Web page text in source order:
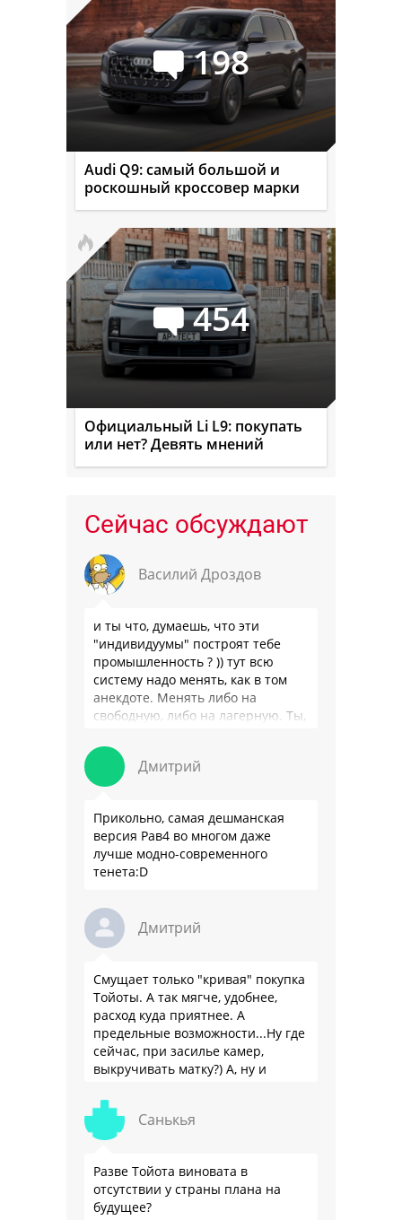
198
Audi Q9: самый большой и
роскошный кроссовер марки
454
Официальный Li L9: покупать
или нет? Девять мнений
Сейчас обсуждают
Василий Дроздов
и ты что, думаешь, что эти
"индивидуумы" построят тебе
промышленность ? )) тут всю
систему надо менять, как в том
анекдоте. Менять либо на
свободную, либо на лагерную. Ты,
Дмитрий
Прикольно, самая дешманская
версия Рав4 во многом даже
лучше модно-современного
тенета:D
Дмитрий
Смущает только "кривая" покупка
Тойоты. А так мягче, удобнее,
расход куда приятнее. А
предельные возможности...Ну где
сейчас, при засилье камер,
выкручивать матку?) А, ну и
забываем.
Санькья
Разве Тойота виновата в
отсутствии у страны плана на
будущее?